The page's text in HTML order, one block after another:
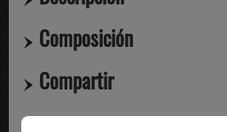
Composición
Compartir